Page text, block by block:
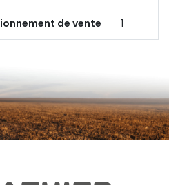
de vente 1